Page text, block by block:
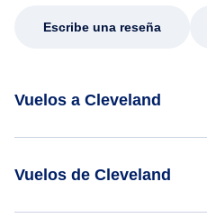
Escribe una reseña
Vuelos a Cleveland
Vuelos de Cleveland